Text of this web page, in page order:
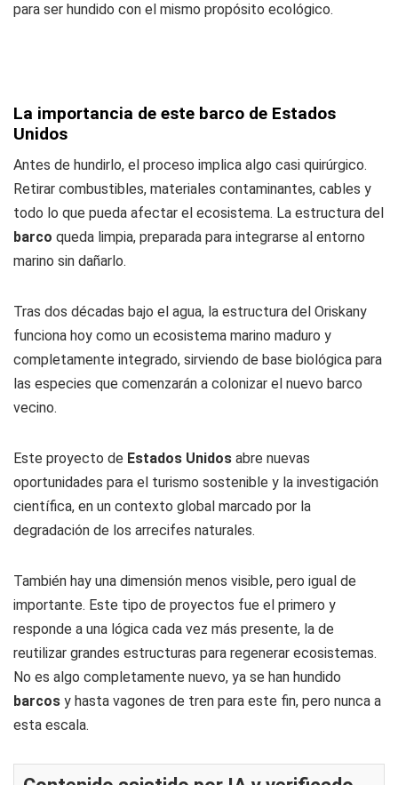
para ser hundido con el mismo propósito ecológico.
La importancia de este barco de Estados
Unidos
Antes de hundirlo, el proceso implica algo casi quirúrgico.
Retirar combustibles, materiales contaminantes, cables y
todo lo que pueda afectar el ecosistema. La estructura del
barco queda limpia, preparada para integrarse al entorno
marino sin dañarlo.
Tras dos décadas bajo el agua, la estructura del Oriskany
funciona hoy como un ecosistema marino maduro y
completamente integrado, sirviendo de base biológica para
las especies que comenzarán a colonizar el nuevo barco
vecino.
Este proyecto de Estados Unidos abre nuevas
oportunidades para el turismo sostenible y la investigación
científica, en un contexto global marcado por la
degradación de los arrecifes naturales.
También hay una dimensión menos visible, pero igual de
importante. Este tipo de proyectos fue el primero y
responde a una lógica cada vez más presente, la de
reutilizar grandes estructuras para regenerar ecosistemas.
No es algo completamente nuevo, ya se han hundido
barcos y hasta vagones de tren para este fin, pero nunca a
esta escala.